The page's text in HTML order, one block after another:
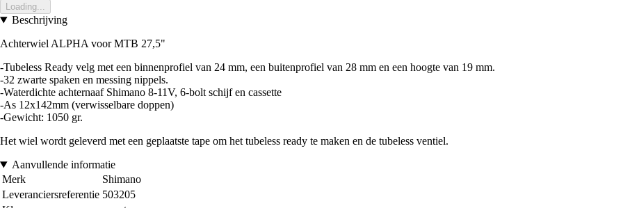
Loading...
Beschrijving
Achterwiel ALPHA voor MTB 27,5"
-Tubeless Ready velg met een binnenprofiel van 24 mm, een buitenprofiel van 28 mm en een hoogte van 19 mm.
-32 zwarte spaken en messing nippels.
-Waterdichte achternaaf Shimano 8-11V, 6-bolt schijf en cassette
-As 12x142mm (verwisselbare doppen)
-Gewicht: 1050 gr.
Het wiel wordt geleverd met een geplaatste tape om het tubeless ready te maken en de tubeless ventiel.
Aanvullende informatie
Merk
Shimano
Leveranciersreferentie 503205